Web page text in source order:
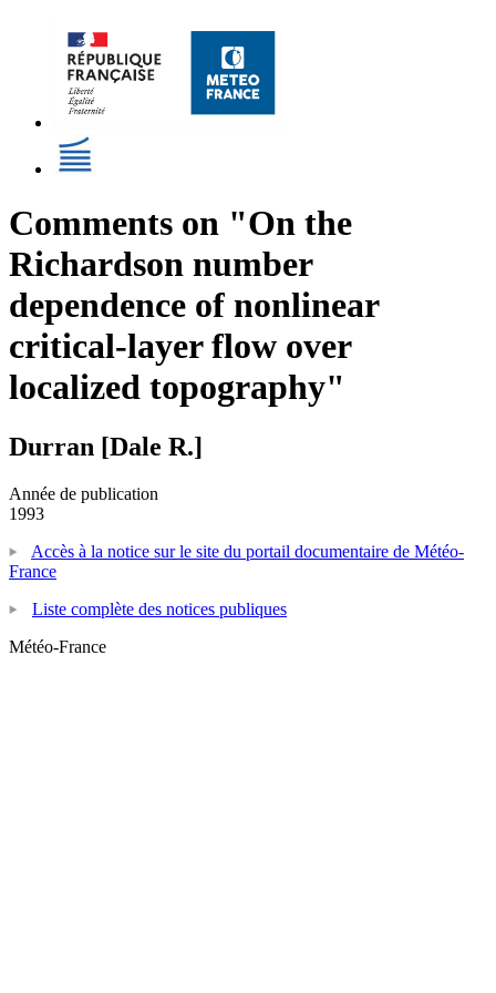
Comments on "On the
Richardson number
dependence of nonlinear
critical-layer flow over
localized topography"
Durran [Dale R.]
Année de publication
1993
Accès à la notice sur le site du portail documentaire de Météo-
France
Liste complète des notices publiques
Météo-France